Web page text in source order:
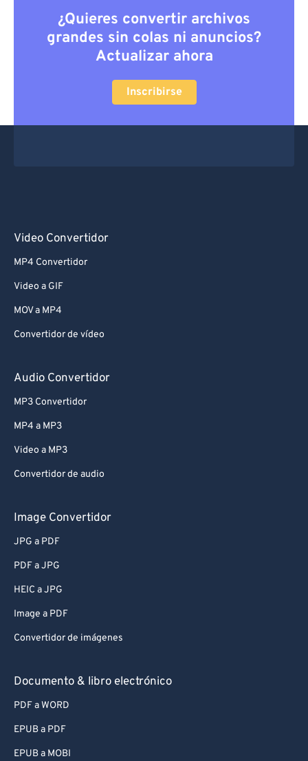
¿Quieres convertir archivos
grandes sin colas ni anuncios?
Actualizar ahora
Inscribirse
Video Convertidor
MP4 Convertidor
Video a GIF
MOV a MP4
Convertidor de vídeo
Audio Convertidor
MP3 Convertidor
MP4 a MP3
Video a MP3
Convertidor de audio
Image Convertidor
JPG a PDF
PDF a JPG
HEIC a JPG
Image a PDF
Convertidor de imágenes
Documento & libro electrónico
PDF a WORD
EPUB a PDF
EPUB a MOBI